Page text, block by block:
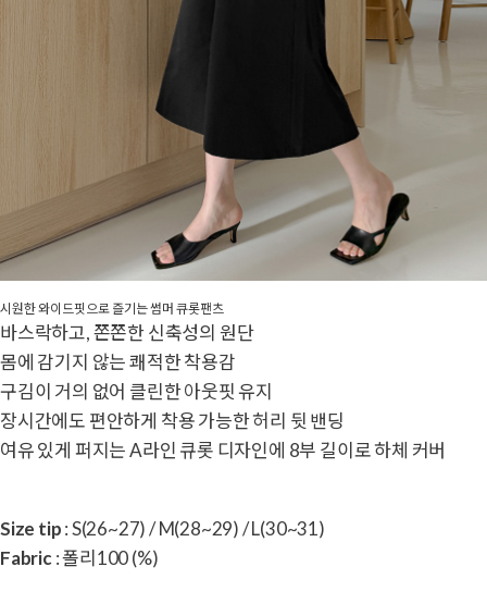
시원한 와이드핏으로 즐기는 썸머 큐롯팬츠
바스락하고, 쫀쫀한 신축성의 원단
몸에 감기지 않는 쾌적한 착용감
구김이 거의 없어 클린한 아웃핏 유지
장시간에도 편안하게 착용 가능한 허리 뒷 밴딩
여유 있게 퍼지는 A라인 큐롯 디자인에 8부 길이로 하체 커버
Size tip: S(26~27) / M(28~29) / L(30~31)
Fabric: 폴리100 (%)